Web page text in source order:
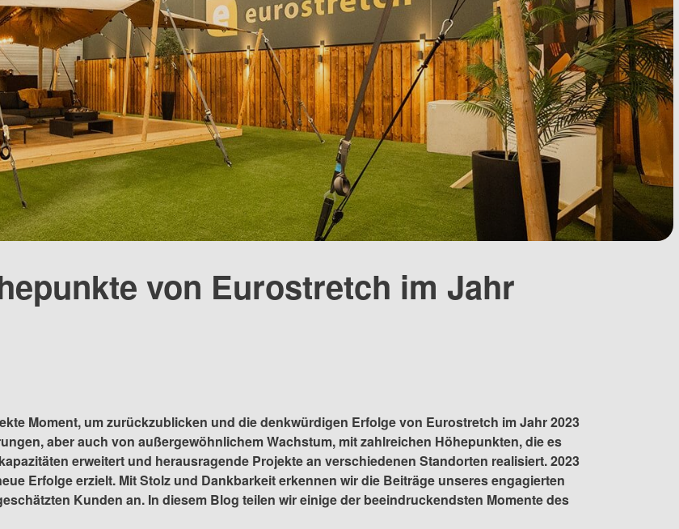
von Eurostretch im Jahr
Moment, um zurückzublicken und die denkwürdigen Erfolge von Eurostretch im Jahr 2023
aber auch von außergewöhnlichem Wachstum, mit zahlreichen Höhepunkten, die es
erweitert und herausragende Projekte an verschiedenen Standorten realisiert. 2023
Erfolge erzielt. Mit Stolz und Dankbarkeit erkennen wir die Beiträge unseres engagierten
Kunden an. In diesem Blog teilen wir einige der beeindruckendsten Momente des